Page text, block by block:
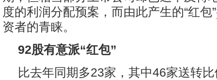
度的利润分配预案，而由此产生的“红包”
资者的青睐。
92股有意派“红包”
比去年同期多23家，其中46家送转比